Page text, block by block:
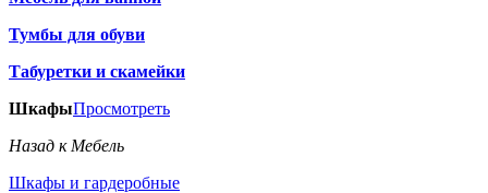
Тумбы для обуви
Табуретки и скамейки
ШкафыПросмотреть
Назад к Мебель
Шкафы и гардеробные